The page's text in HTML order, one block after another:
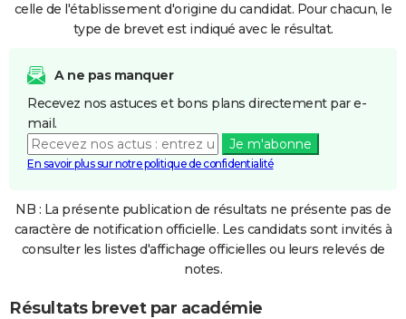
celle de l'établissement d'origine du candidat. Pour chacun, le
type de brevet est indiqué avec le résultat.
A ne pas manquer
Recevez nos astuces et bons plans directement par e-
mail.
Je m'abonne
En savoir plus sur notre politique de confidentialité
NB : La présente publication de résultats ne présente pas de
caractère de notification officielle. Les candidats sont invités à
consulter les listes d'affichage officielles ou leurs relevés de
notes.
Résultats brevet par académie